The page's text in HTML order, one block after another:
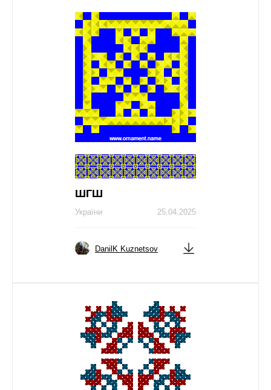
ШГШ
25.04.2025
України
DanilK Kuznetsov